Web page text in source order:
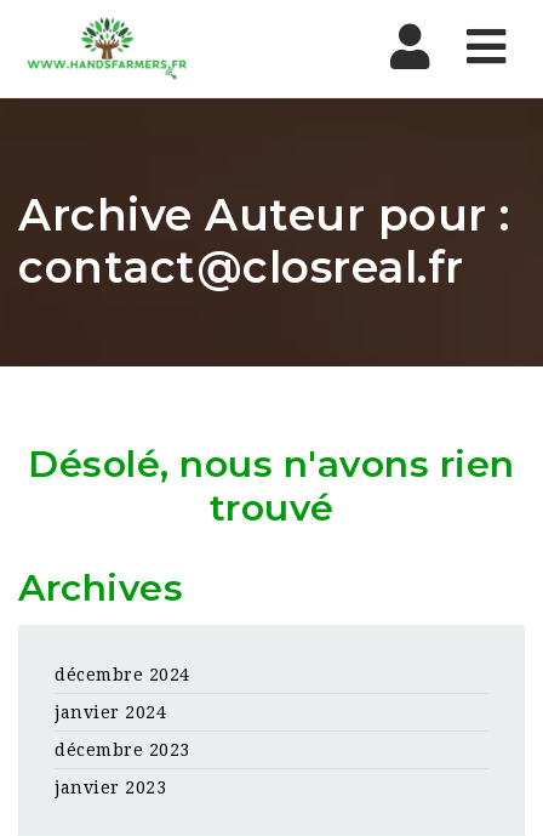
Archive Auteur pour :
contact@closreal.fr
Désolé, nous n'avons rien
trouvé
Archives
décembre 2024
janvier 2024
décembre 2023
janvier 2023